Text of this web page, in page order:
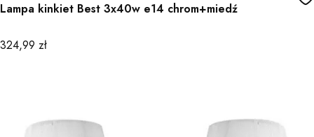
Lampa kinkiet Best 3x40w e14 chrom+miedź
Cena
324,99 zł